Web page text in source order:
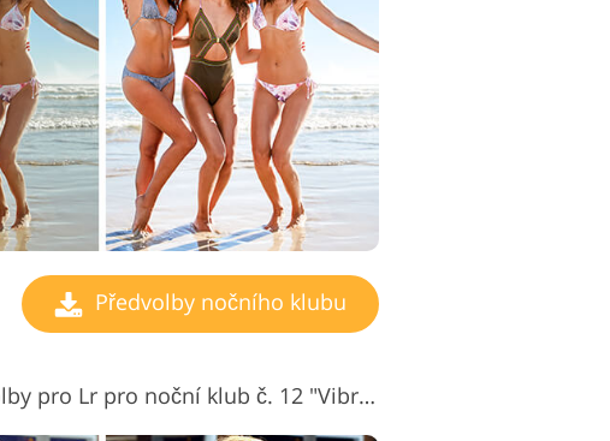
Předvolby nočního klubu
Bezplatné předvolby pro Lr pro noční klub č. 12 "Vibrance"